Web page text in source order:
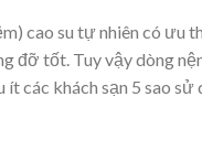
cao su tự nhiên có ưu
đỡ tốt. Tuy vậy dòng
các khách sạn 5 sao